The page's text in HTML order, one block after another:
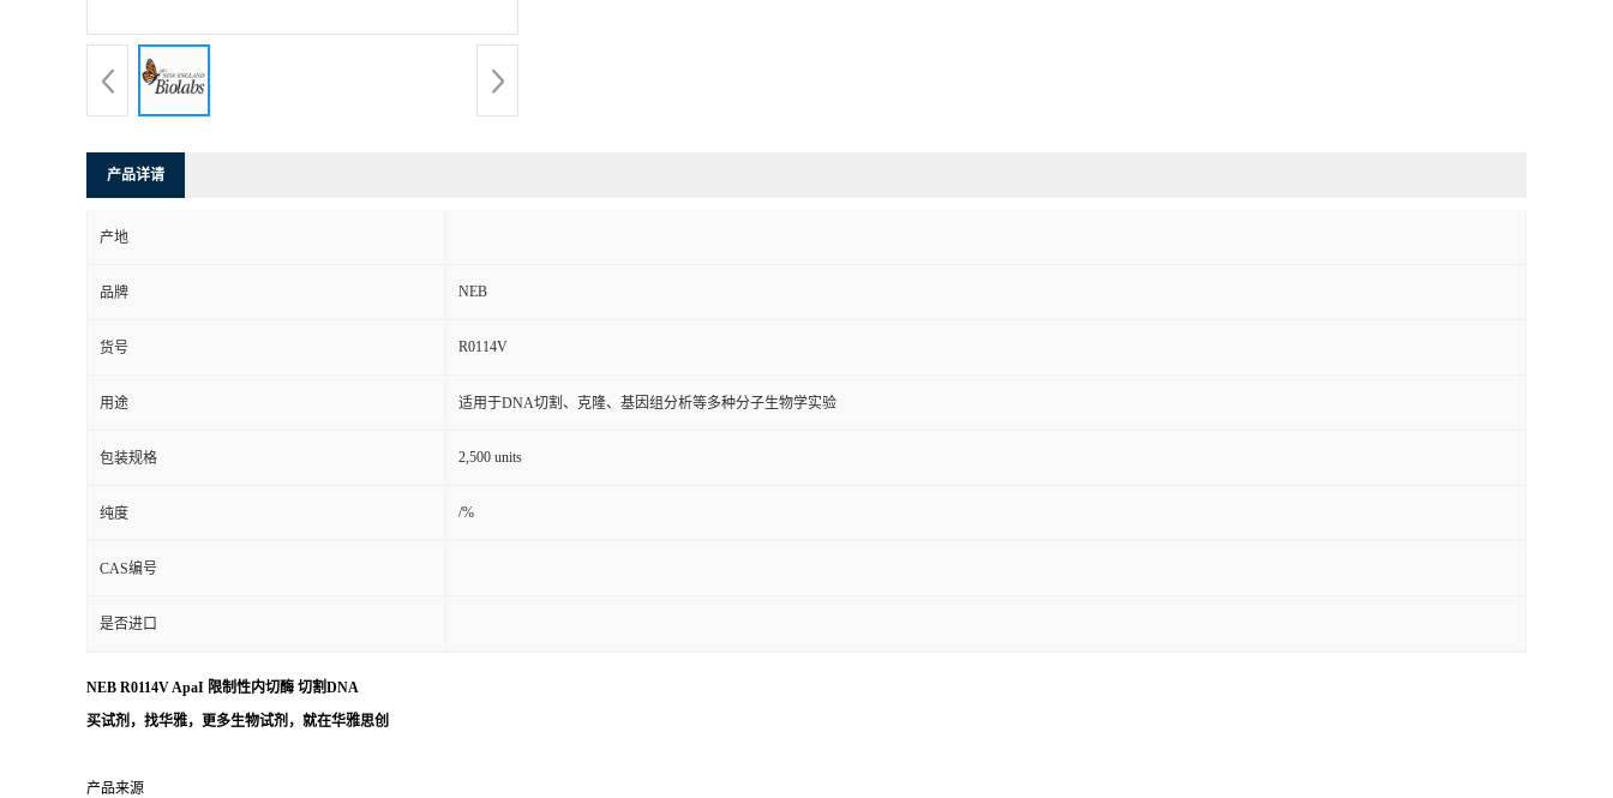
产品详请
产地
品牌 NEB
货号 R0114V
用途 适用于DNA切割、克隆、基因组分析等多种分子生物学实验
包装规格 2,500 units
纯度 /%
CAS编号
是否进口
NEB R0114V ApaI 限制性内切酶 切割DNA
买试剂，找华雅，更多生物试剂，就在华雅思创
产品来源